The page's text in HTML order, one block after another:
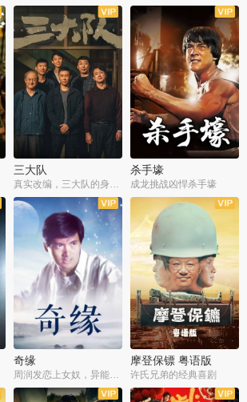
三大队 杀手壕
成龙挑战凶悍杀手壕
奇缘
周润发恋上女奴，异能护体战邪派
摩登保镖 粤语版
许氏兄弟的经典喜剧